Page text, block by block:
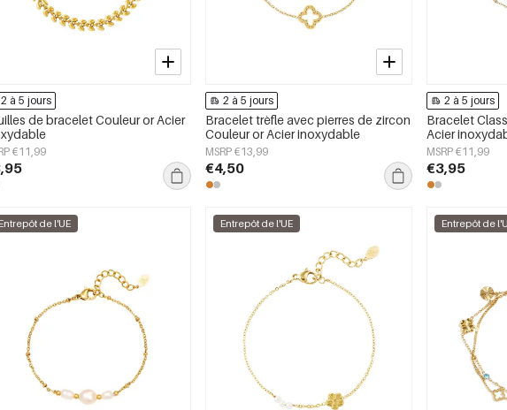
2 à 5 jours
de bracelet Couleur or Acier
€11,99
2 à 5 jours
Bracelet trèfle avec pierres de zircon
Couleur or Acier inoxydable
MSRP €13,99
€4,50
2 à 5 jours
Bracelet
Acier
MSRP €11,99
€3,95
Entrepôt de l'UE Entrepôt de l'UE Entrepôt de